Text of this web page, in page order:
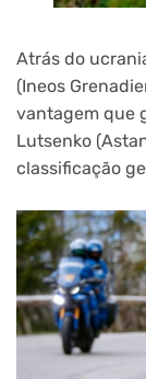
Atrás do
(Ineos
vantagem que
Lutsenko
classificação